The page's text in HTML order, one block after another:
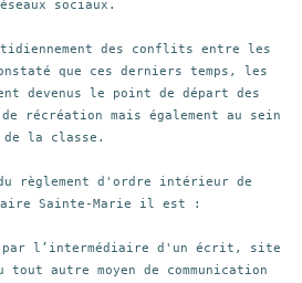
sociaux.
des conflits entre les
que ces derniers temps, les
devenus le point de départ des
récréation mais également au sein
de la classe.
règlement d'ordre intérieur de
Sainte-Marie il est :
l’intermédiaire d'un écrit, site
tout autre moyen de communication